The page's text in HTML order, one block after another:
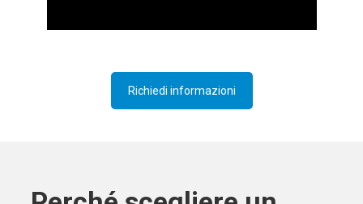
Richiedi informazioni